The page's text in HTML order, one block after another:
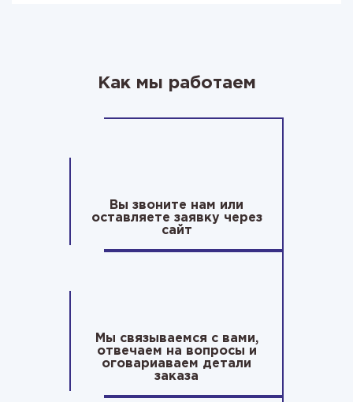
Как мы работаем
Вы звоните нам или
оставляете заявку через
сайт
Мы связываемся с вами,
отвечаем на вопросы и
оговариаваем детали
заказа